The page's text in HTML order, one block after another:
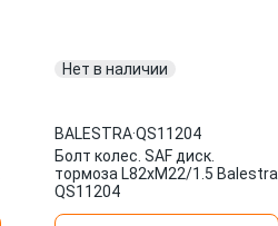
Нет в наличии
BALESTRA·QS11204
Болт колес. SAF диск.
тормоза L82xM22/1.5 Balestra
QS11204